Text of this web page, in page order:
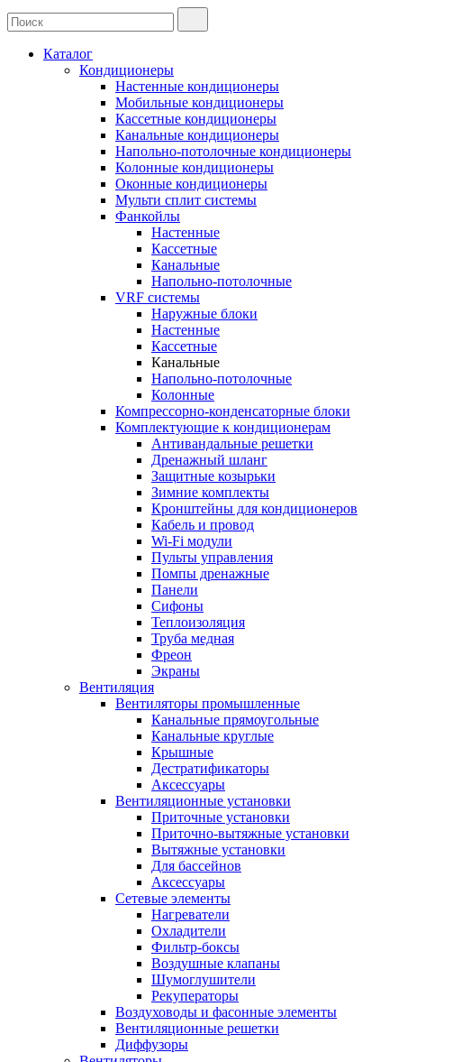
Каталог
Кондиционеры
Настенные кондиционеры
Мобильные кондиционеры
Кассетные кондиционеры
Канальные кондиционеры
Напольно-потолочные кондиционеры
Колонные кондиционеры
Оконные кондиционеры
Мульти сплит системы
Фанкойлы
Настенные
Кассетные
Канальные
Напольно-потолочные
VRF системы
Наружные блоки
Настенные
Кассетные
Канальные
Напольно-потолочные
Колонные
Компрессорно-конденсаторные блоки
Комплектующие к кондиционерам
Антивандальные решетки
Дренажный шланг
Защитные козырьки
Зимние комплекты
Кронштейны для кондиционеров
Кабель и провод
Wi-Fi модули
Пульты управления
Помпы дренажные
Панели
Сифоны
Теплоизоляция
Труба медная
Фреон
Экраны
Вентиляция
Вентиляторы промышленные
Канальные прямоугольные
Канальные круглые
Крышные
Дестратификаторы
Аксессуары
Вентиляционные установки
Приточные установки
Приточно-вытяжные установки
Вытяжные установки
Для бассейнов
Аксессуары
Сетевые элементы
Нагреватели
Охладители
Фильтр-боксы
Воздушные клапаны
Шумоглушители
Рекуператоры
Воздуховоды и фасонные элементы
Вентиляционные решетки
Диффузоры